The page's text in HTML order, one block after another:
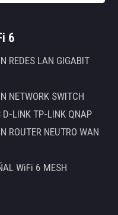
6
REDES LAN GIGABIT
NETWORK SWITCH
D-LINK TP-LINK QNAP
ROUTER NEUTRO WAN
WiFi 6 MESH